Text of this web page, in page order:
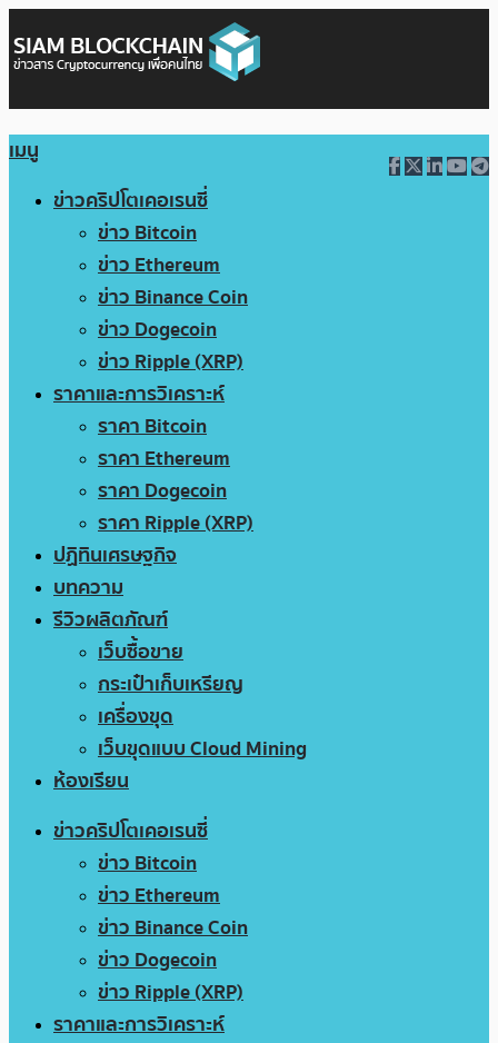
เมนู
ข่าวคริปโตเคอเรนซี่
ข่าว Bitcoin
ข่าว Ethereum
ข่าว Binance Coin
ข่าว Dogecoin
ข่าว Ripple (XRP)
ราคาและการวิเคราะห์
ราคา Bitcoin
ราคา Ethereum
ราคา Dogecoin
ราคา Ripple (XRP)
ปฏิทินเศรษฐกิจ
บทความ
รีวิวผลิตภัณฑ์
เว็บซื้อขาย
กระเป๋าเก็บเหรียญ
เครื่องขุด
เว็บขุดแบบ Cloud Mining
ห้องเรียน
ข่าวคริปโตเคอเรนซี่
ข่าว Bitcoin
ข่าว Ethereum
ข่าว Binance Coin
ข่าว Dogecoin
ข่าว Ripple (XRP)
ราคาและการวิเคราะห์